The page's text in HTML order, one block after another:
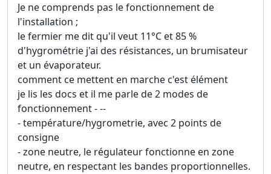
Je ne comprends pas le fonctionnement de
l'installation ;
le fermier me dit qu'il veut 11°C et 85 %
d'hygrométrie j'ai des résistances, un brumisateur
et un évaporateur.
comment ce mettent en marche c'est élément
je lis les docs et il me parle de 2 modes de
fonctionnement - --
- température/hygrometrie, avec 2 points de
consigne
- zone neutre, le régulateur fonctionne en zone
neutre, en respectant les bandes proportionnelles.